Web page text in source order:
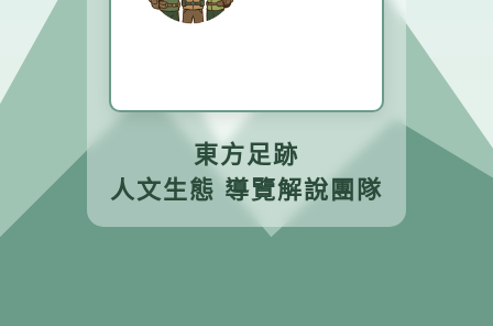
東方足跡
人文生態 導覽解說團隊